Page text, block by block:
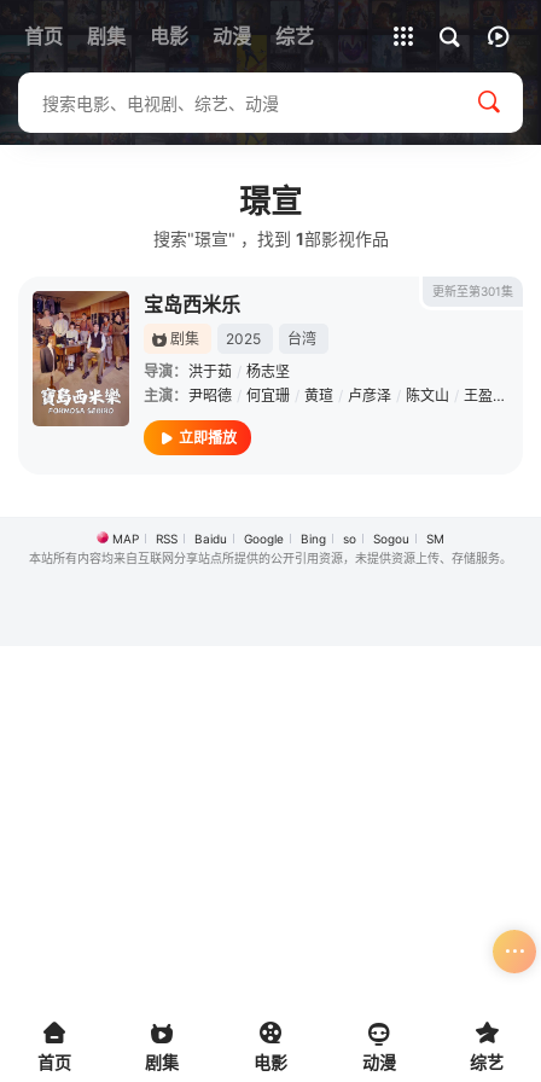
首页 剧集 电影 动漫 综艺
全部影片
璟宣
搜索"璟宣" ，找到 1部影视作品
更新至第301集
宝岛西米乐
剧集 2025
台湾
导演： 洪于茹 / 杨志坚
主演： 尹昭德 / 何宜珊 / 黄瑄 / 卢彦泽 / 陈文山 / 王盈凯
立即播放
MAP RSS Baidu Google Bing so Sogou
SM
本站所有内容均来自互联网分享站点所提供的公开引用资源，未提供资源上传、存储服务。
首页 剧集 电影 动漫 综艺